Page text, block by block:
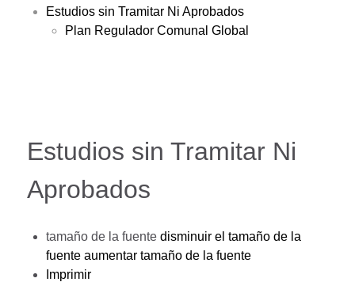
Estudios sin Tramitar Ni Aprobados
Plan Regulador Comunal Global
Estudios sin Tramitar Ni
Aprobados
tamaño de la fuente disminuir el tamaño de la
fuente aumentar tamaño de la fuente
Imprimir